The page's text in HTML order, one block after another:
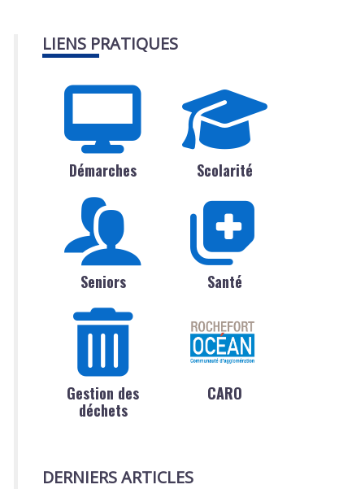
LIENS PRATIQUES
Démarches Scolarité
Seniors Santé
Gestion des
déchets
CARO
DERNIERS ARTICLES